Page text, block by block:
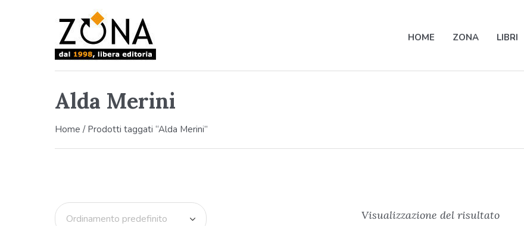
HOME ZONA LIBRI
Alda Merini
Home / Prodotti taggati “Alda Merini”
Visualizzazione del risultato